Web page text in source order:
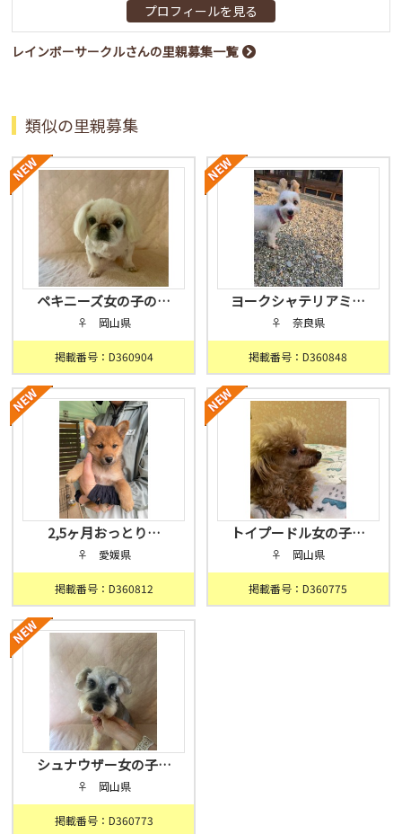
プロフィールを見る
レインボーサークルさんの里親募集一覧
類似の里親募集
ペキニーズ女の子の…
♀ 岡山県
掲載番号：D360904
ヨークシャテリアミ…
♀ 奈良県
掲載番号：D360848
2,5ヶ月おっとり…
♀ 愛媛県
掲載番号：D360812
トイプードル女の子…
♀ 岡山県
掲載番号：D360775
シュナウザー女の子…
♀ 岡山県
掲載番号：D360773